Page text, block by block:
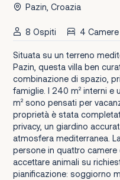
Pazin, Croazia
8 Ospiti 4 Camere
Situata su un terreno
Pazin, questa villa ben
combinazione di spazio,
famiglie. I 240 m² interni e
m² sono pensati per
proprietà è stata
privacy, un giardino
atmosfera mediterranea.
persone in quattro
accettare animali su
pianificazione: soggiorno